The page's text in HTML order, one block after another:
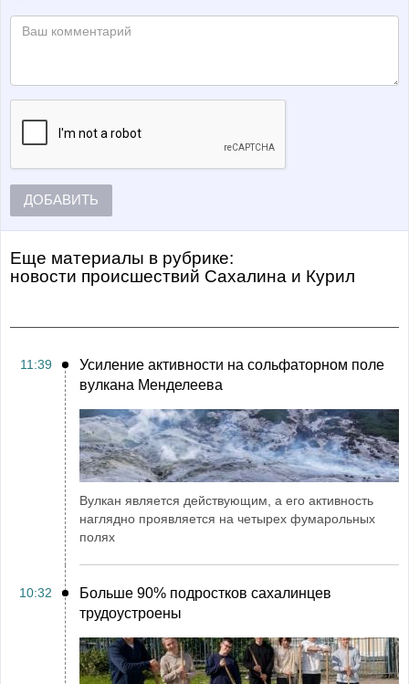
ДОБАВИТЬ
Еще материалы в рубрике:
Новости происшествий Сахалина и Курил
11:39
Усиление активности на сольфаторном поле
вулкана Менделеева
Вулкан является действующим, а его активность
наглядно проявляется на четырех фумарольных
полях
10:32
Больше 90% подростков сахалинцев
трудоустроены